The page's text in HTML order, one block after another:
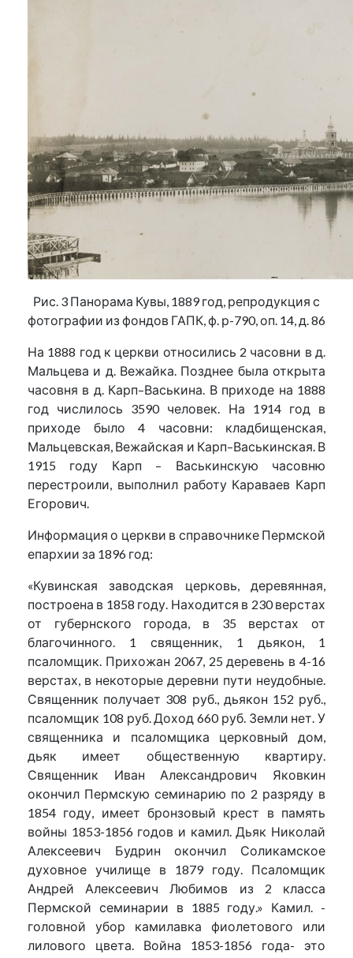
Рис. 3 Панорама Кувы, 1889 год, репродукция с
фотографии из фондов ГАПК, ф. р-790, оп. 14, д. 86
На 1888 год к церкви относились 2 часовни в д.
Мальцева и д. Вежайка. Позднее была открыта
часовня в д. Карп–Васькина. В приходе на 1888
год числилось 3590 человек. На 1914 год в
приходе было 4 часовни: кладбищенская,
Мальцевская, Вежайская и Карп–Васькинская. В
1915 году Карп – Васькинскую часовню
перестроили, выполнил работу Караваев Карп
Егорович.
Информация о церкви в справочнике Пермской
епархии за 1896 год:
«Кувинская заводская церковь, деревянная,
построена в 1858 году. Находится в 230 верстах
от губернского города, в 35 верстах от
благочинного. 1 священник, 1 дьякон, 1
псаломщик. Прихожан 2067, 25 деревень в 4-16
верстах, в некоторые деревни пути неудобные.
Священник получает 308 руб., дьякон 152 руб.,
псаломщик 108 руб. Доход 660 руб. Земли нет. У
священника и псаломщика церковный дом,
дьяк имеет общественную квартиру.
Священник Иван Александрович Яковкин
окончил Пермскую семинарию по 2 разряду в
1854 году, имеет бронзовый крест в память
войны 1853-1856 годов и камил. Дьяк Николай
Алексеевич Будрин окончил Соликамское
духовное училище в 1879 году. Псаломщик
Андрей Алексеевич Любимов из 2 класса
Пермской семинарии в 1885 году.» Камил. -
головной убор камилавка фиолетового или
лилового цвета. Война 1853-1856 года- это